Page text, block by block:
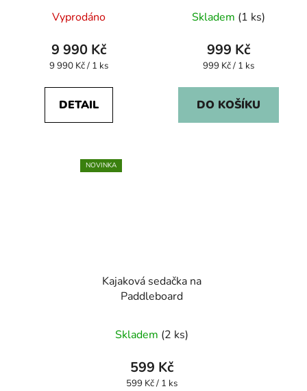
Vyprodáno
9 990 Kč
Měrná
9 990 Kč / 1 ks
DETAIL
Skladem (1 ks)
999 Kč
Měrná
999 Kč / 1 ks
DO KOŠÍKU
NOVINKA
Kajaková sedačka na
Paddleboard
Skladem (2 ks)
599 Kč
Měrná
599 Kč / 1 ks